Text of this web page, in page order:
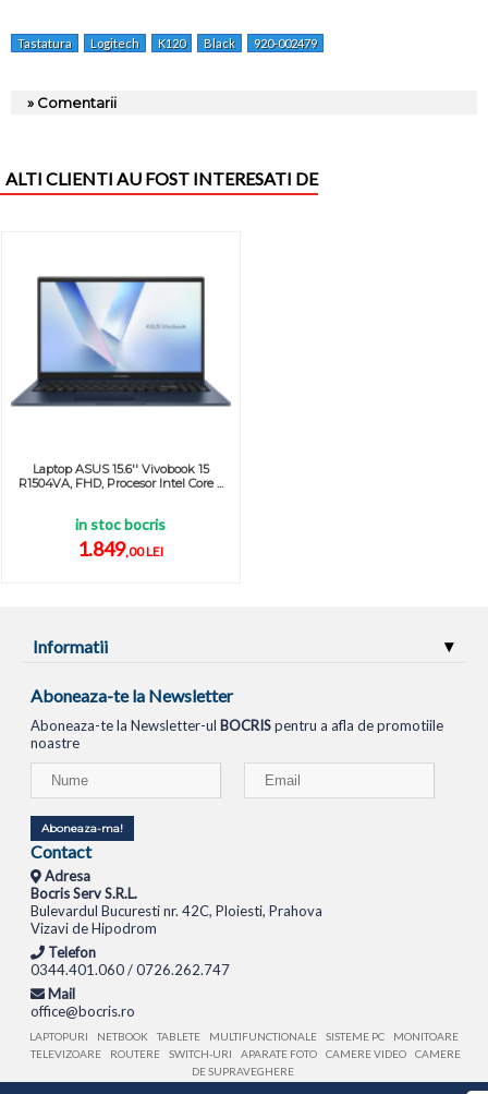
Tastatura Logitech K120 Black 920-002479
» Comentarii
ALTI CLIENTI AU FOST INTERESATI DE
Laptop ASUS 15.6'' Vivobook 15
R1504VA, FHD, Procesor Intel Core ...
in stoc bocris
1.849,00 LEI
Informatii
Aboneaza-te la Newsletter
Aboneaza-te la Newsletter-ul BOCRISpentru a afla de promotiile
noastre
Aboneaza-ma!
Contact
Adresa
Bocris Serv S.R.L.
Bulevardul Bucuresti nr. 42C, Ploiesti, Prahova
Vizavi de Hipodrom
Telefon
0344.401.060 / 0726.262.747
Mail
office@bocris.ro
LAPTOPURI NETBOOK TABLETE MULTIFUNCTIONALE SISTEME PC
MONITOARE
TELEVIZOARE
ROUTERE SWITCH-URI APARATE FOTO CAMERE VIDEO
CAMERE
DE SUPRAVEGHERE